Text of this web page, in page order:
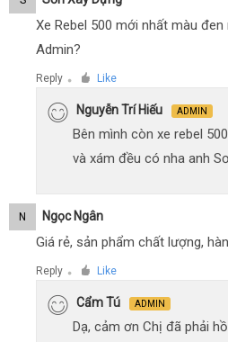
Xe Rebel 500 mới nhất màu
Admin?
Reply ● Like
Nguyễn Trí Hiếu ADMIN
Bên mình còn xe rebel
và xám đều có nha anh
N Ngọc Ngân
Giá rẻ, sản phẩm chất lượng,
Reply ● Like
Cẩm Tú ADMIN
Dạ, cảm ơn Chị đã phải